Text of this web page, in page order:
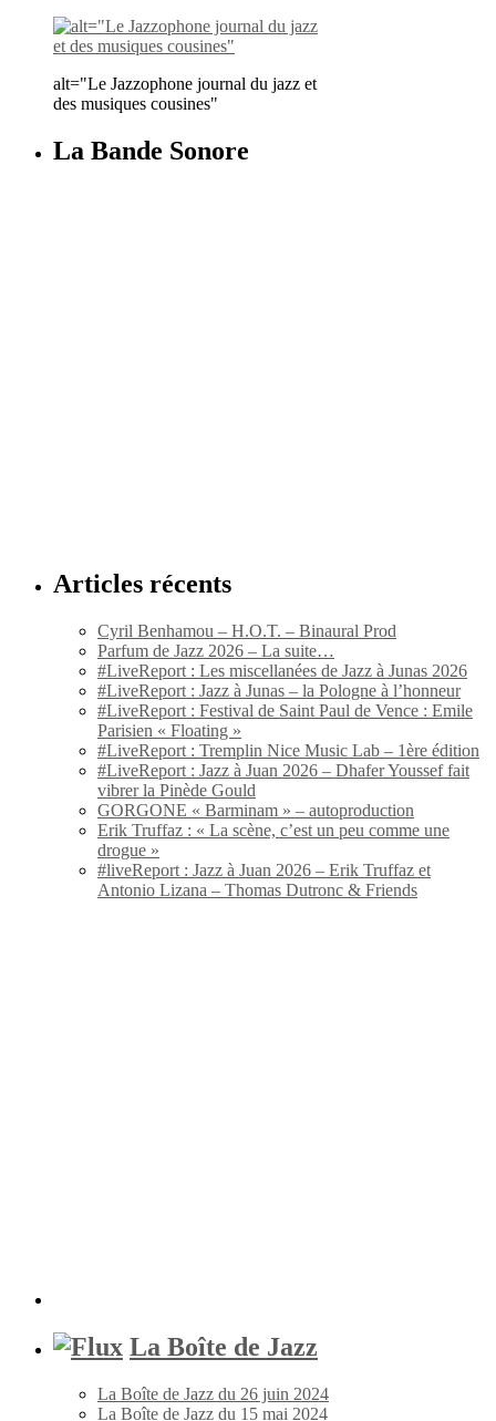
alt="Le Jazzophone journal du jazz et
des musiques cousines"
La Bande Sonore
Articles récents
Cyril Benhamou – H.O.T. – Binaural Prod
Parfum de Jazz 2026 – La suite…
#LiveReport : Les miscellanées de Jazz à Junas 2026
#LiveReport : Jazz à Junas – la Pologne à l’honneur
#LiveReport : Festival de Saint Paul de Vence : Emile
Parisien « Floating »
#LiveReport : Tremplin Nice Music Lab – 1ère édition
#LiveReport : Jazz à Juan 2026 – Dhafer Youssef fait
vibrer la Pinède Gould
GORGONE « Barminam » – autoproduction
Erik Truffaz : « La scène, c’est un peu comme une
drogue »
#liveReport : Jazz à Juan 2026 – Erik Truffaz et
Antonio Lizana – Thomas Dutronc & Friends
La Boîte de Jazz
La Boîte de Jazz du 26 juin 2024
La Boîte de Jazz du 15 mai 2024